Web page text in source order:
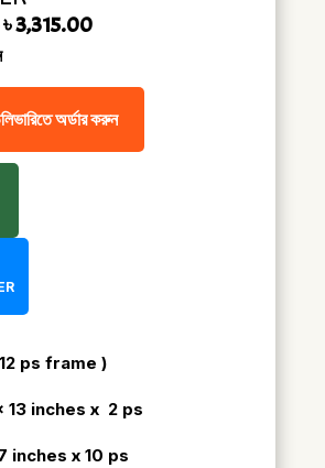
Original price was: ৳ 6,630.00.
৳3,315.00Current price is: ৳ 3,315.00.
অর্ডার করুন
ps frame )
13 inches x 2 ps
inches x 10 ps